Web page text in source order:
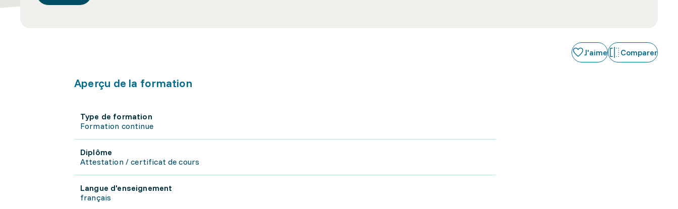
J'aime Comparer
Aperçu de la formation
Type de formation
Formation continue
Diplôme
Attestation / certificat de cours
Langue d'enseignement
français